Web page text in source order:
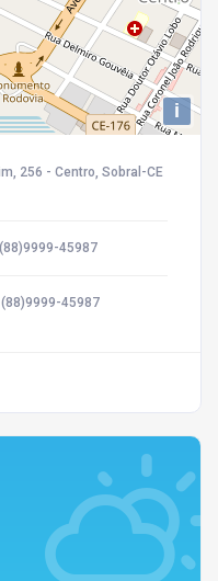
i
256 - Centro, Sobral-CE
45987
45987